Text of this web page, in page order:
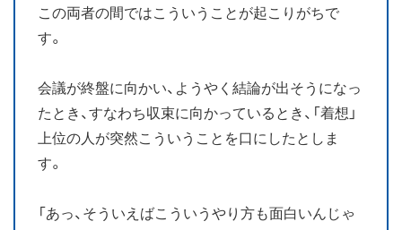
この両者の間ではこういうことが起こりがちで
す。
会議が終盤に向かい、ようやく結論が出そうになっ
たとき、すなわち収束に向かっているとき、「着想」
上位の人が突然こういうことを口にしたとしま
す。
「あっ、そういえばこういうやり方も面白いんじゃ